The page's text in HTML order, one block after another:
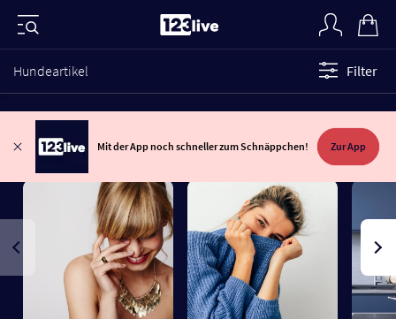
Hundeartikel Filter
Mit der App noch schneller zum Schnäppchen! Zur App